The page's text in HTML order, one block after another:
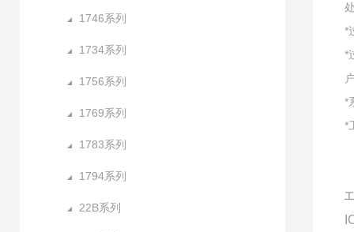
1746系列
1734系列
1756系列
1769系列
1783系列
1794系列
22B系列
*
*
*
*